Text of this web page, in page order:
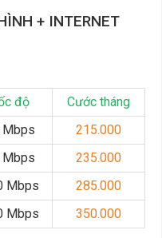
+ INTERNET
độ
Cước tháng
Mbps
215.000
Mbps
235.000
Mbps
285.000
Mbps 350.000